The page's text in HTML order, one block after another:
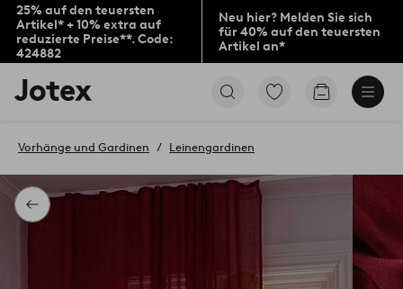
25% auf den teuersten
Artikel* + 10% extra auf
reduzierte Preise**. Code:
424882
Neu hier? Melden Sie sich
für 40% auf den teuersten
Artikel an*
Jotex-
Logo
Startseite
Zu
Produkten
Zum
Zurück
Vorhänge und Gardinen Leinengardinen